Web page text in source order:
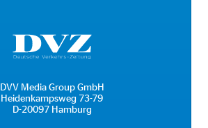
DVV Media Group GmbH
Heidenkampsweg 73-79
D-20097 Hamburg